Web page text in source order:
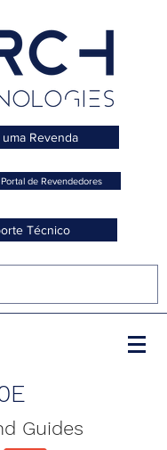
uma Revenda
de Revendedores
Técnico
Guides